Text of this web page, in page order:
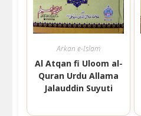
Arkan e-Islam
Al Atqan fi Uloom al-
Quran Urdu Allama
Jalauddin Suyuti